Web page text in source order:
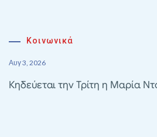
Κοινωνικά
Αυγ 3, 2026
Κηδεύεται την Τρίτη η Μαρία